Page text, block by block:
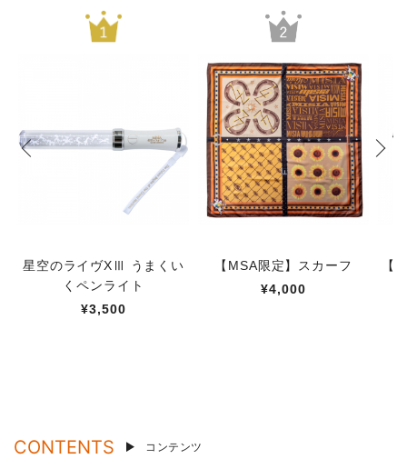
星空のライヴXⅢ うまくい
くペンライト
¥3,500
【MSA限定】スカーフ
¥4,000
【
CONTENTS コンテンツ